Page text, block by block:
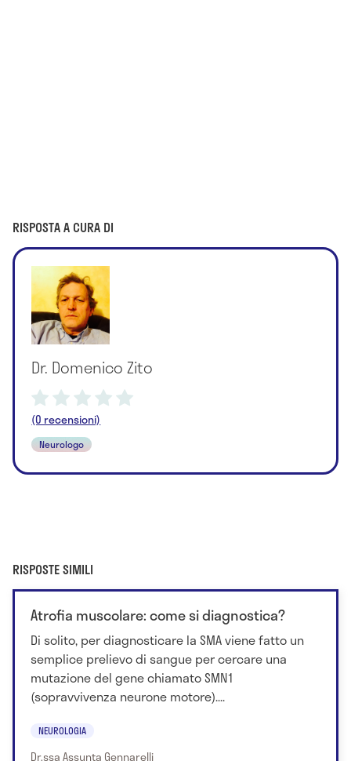
RISPOSTA A CURA DI
Dr. Domenico Zito
(0 recensioni)
Neurologo
RISPOSTE SIMILI
Atrofia muscolare: come si diagnostica?
Di solito, per diagnosticare la SMA viene fatto un
semplice prelievo di sangue per cercare una
mutazione del gene chiamato SMN1
(sopravvivenza neurone motore)....
NEUROLOGIA
Dr.ssa Assunta Gennarelli